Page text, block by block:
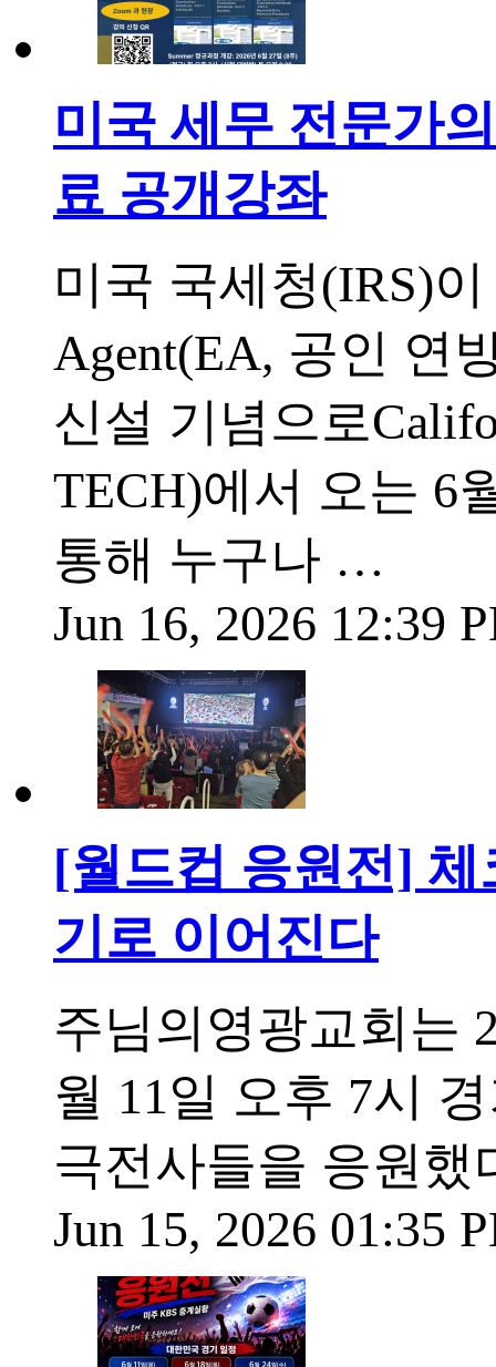
미국 세무 전문가
료 공개강좌
미국 국세청(IRS)
Agent(EA, 공인 연
신설 기념으로
TECH)에서 오는 6
통해 누구나 …
Jun 16, 2026 12:39
[월드컵 응원전]
기로 이어진다
주님의영광교회는
월 11일 오후 7시
극전사들을 응원했
Jun 15, 2026 01:35